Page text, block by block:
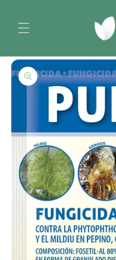
al contenido
directamente
a la
información
del producto